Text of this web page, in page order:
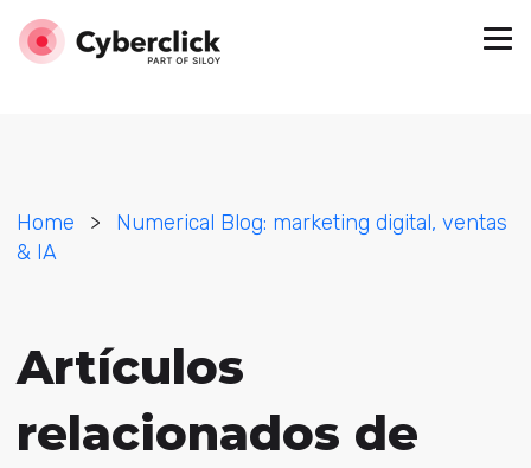
Home >
Numerical Blog: marketing digital, ventas
& IA
Artículos
relacionados de